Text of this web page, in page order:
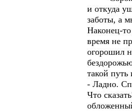
и откуда
заботы, а
Наконец-
время не
огорошил
такой
- Ладно.
Что